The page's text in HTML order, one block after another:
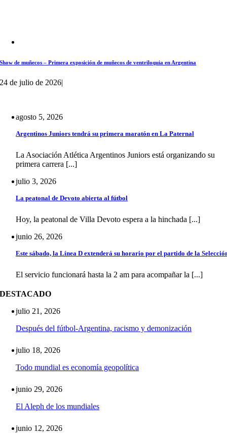
Show de muñecos – Primera exposición de muñecos de ventriloquia en Argentina
24 de julio de 2026|
agosto 5, 2026
Argentinos Juniors tendrá su primera maratón en La Paternal
La Asociación Atlética Argentinos Juniors está organizando su
primera carrera [...]
julio 3, 2026
La peatonal de Devoto abierta al fútbol
Hoy, la peatonal de Villa Devoto espera a la hinchada [...]
junio 26, 2026
Este sábado, la Línea D extenderá su horario por el partido de la
El servicio funcionará hasta la 2 am para acompañar la [...]
DESTACADO
julio 21, 2026
Después del fútbol-Argentina, racismo y demonización
julio 18, 2026
Todo mundial es economía geopolítica
junio 29, 2026
El Aleph de los mundiales
junio 12, 2026